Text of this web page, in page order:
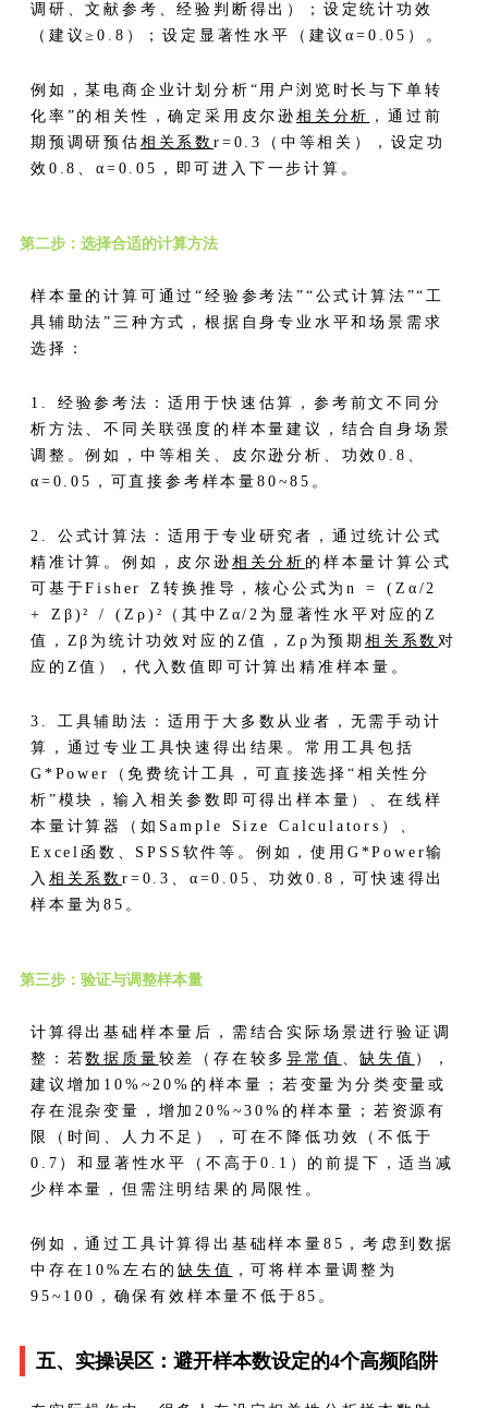
调研、文献参考、经验判断得出）；设定统计功效
（建议≥0.8）；设定显著性水平（建议α=0.05）。
例如，某电商企业计划分析“用户浏览时长与下单转
化率”的相关性，确定采用皮尔逊相关分析 ，通过前
期预调研预估 相关系数r=0.3（中等相关），设定功
效0.8、α=0.05，即可进入下一步计算。
第二步：选择合适的计算方法
样本量的计算可通过“经验参考法”“公式计算法”“工
具辅助法”三种方式，根据自身专业水平和场景需求
选择：
1. 经验参考法：适用于快速估算，参考前文不同分
析方法、不同关联强度的样本量建议，结合自身场景
调整。例如，中等相关、皮尔逊分析、功效0.8、
α=0.05，可直接参考样本量80~85。
2. 公式计算法：适用于专业研究者，通过统计公式
精准计算。例如，皮尔逊 相关分析 的样本量计算公式
可基于Fisher Z转换推导，核心公式为n = (Zα/2
+ Zβ)² / (Zρ)²（其中Zα/2为显著性水平对应的Z
值，Zβ为统计功效对应的Z值，Zρ为预期 相关系数对
应的Z值），代入数值即可计算出精准样本量。
3. 工具辅助法：适用于大多数从业者，无需手动计
算，通过专业工具快速得出结果。常用工具包括
G*Power（免费统计工具，可直接选择“相关性分
析”模块，输入相关参数即可得出样本量）、在线样
本量计算器（如Sample Size Calculators）、
Excel函数、SPSS软件等。例如，使用G*Power输
入 相关系数r=0.3、α=0.05、功效0.8，可快速得出
样本量为85。
第三步：验证与调整样本量
计算得出基础样本量后，需结合实际场景进行验证调
整：若数据质量 较差（存在较多异常值 、缺失值 ），
建议增加10%~20%的样本量；若变量为分类变量或
存在混杂变量，增加20%~30%的样本量；若资源有
限（时间、人力不足），可在不降低功效（不低于
0.7）和显著性水平（不高于0.1）的前提下，适当减
少样本量，但需注明结果的局限性。
例如，通过工具计算得出基础样本量85，考虑到数据
中存在10%左右的缺失值
，可将样本量调整为
95~100，确保有效样本量不低于85。
五、实操误区：避开样本数设定的4个高频陷阱